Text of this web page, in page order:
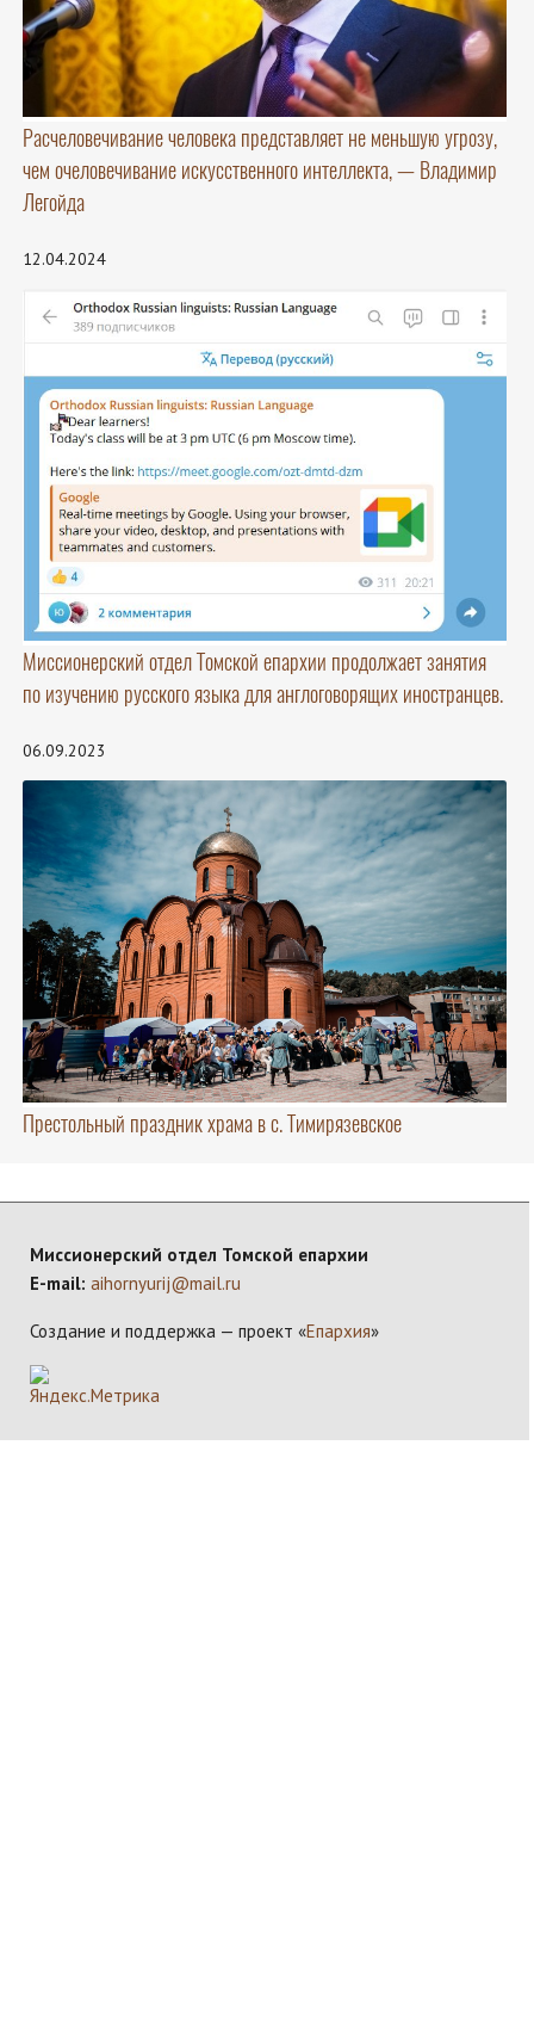
Расчеловечивание человека представляет не меньшую угрозу,
чем очеловечивание искусственного интеллекта, — Владимир
Легойда
12.04.2024
Миссионерский отдел Томской епархии продолжает занятия
по изучению русского языка для англоговорящих иностранцев.
06.09.2023
Престольный праздник храма в с. Тимирязевское
Миссионерский отдел Томской епархии
E-mail: aihornyurij@mail.ru
Создание и поддержка — проект «Епархия»